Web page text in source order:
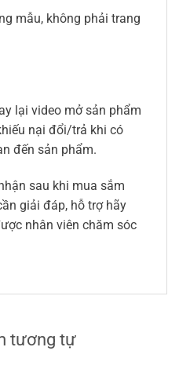
mẫu, không phải trang
lại video mở sản phẩm
nại đổi/trả khi có
đến sản phẩm.
sau khi mua sắm
giải đáp, hỗ trợ hãy
nhân viên chăm sóc
tương tự